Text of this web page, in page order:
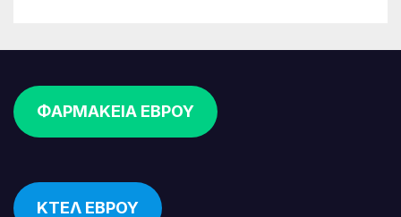
ΦΑΡΜΑΚΕΙΑ ΕΒΡΟΥ
ΚΤΕΛ ΕΒΡΟΥ